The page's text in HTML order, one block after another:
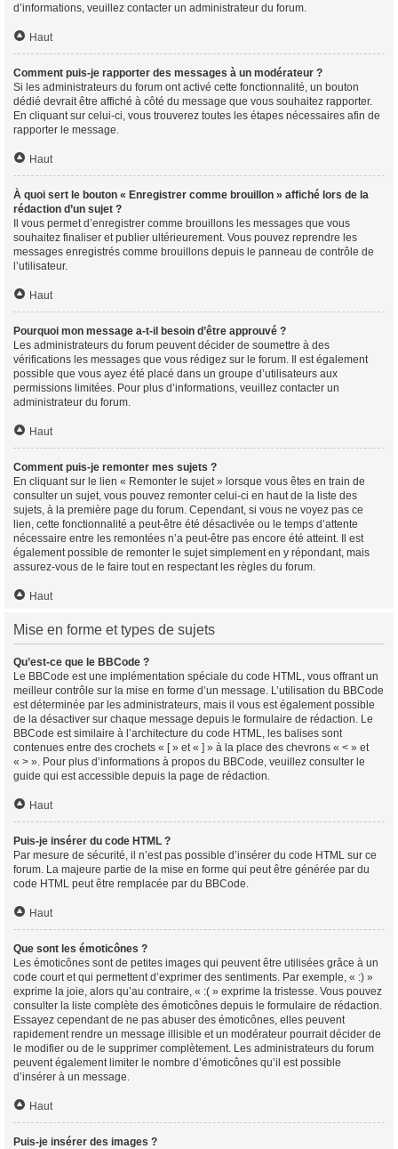
d’informations, veuillez contacter un administrateur du forum.
Haut
Comment puis-je rapporter des messages à un modérateur ?
Si les administrateurs du forum ont activé cette fonctionnalité, un bouton
dédié devrait être affiché à côté du message que vous souhaitez rapporter.
En cliquant sur celui-ci, vous trouverez toutes les étapes nécessaires afin de
rapporter le message.
Haut
À quoi sert le bouton « Enregistrer comme brouillon » affiché lors de la
rédaction d’un sujet ?
Il vous permet d’enregistrer comme brouillons les messages que vous
souhaitez finaliser et publier ultérieurement. Vous pouvez reprendre les
messages enregistrés comme brouillons depuis le panneau de contrôle de
l’utilisateur.
Haut
Pourquoi mon message a-t-il besoin d’être approuvé ?
Les administrateurs du forum peuvent décider de soumettre à des
vérifications les messages que vous rédigez sur le forum. Il est également
possible que vous ayez été placé dans un groupe d’utilisateurs aux
permissions limitées. Pour plus d’informations, veuillez contacter un
administrateur du forum.
Haut
Comment puis-je remonter mes sujets ?
En cliquant sur le lien « Remonter le sujet » lorsque vous êtes en train de
consulter un sujet, vous pouvez remonter celui-ci en haut de la liste des
sujets, à la première page du forum. Cependant, si vous ne voyez pas ce
lien, cette fonctionnalité a peut-être été désactivée ou le temps d’attente
nécessaire entre les remontées n’a peut-être pas encore été atteint. Il est
également possible de remonter le sujet simplement en y répondant, mais
assurez-vous de le faire tout en respectant les règles du forum.
Haut
Mise en forme et types de sujets
Qu’est-ce que le BBCode ?
Le BBCode est une implémentation spéciale du code HTML, vous offrant un
meilleur contrôle sur la mise en forme d’un message. L’utilisation du BBCode
est déterminée par les administrateurs, mais il vous est également possible
de la désactiver sur chaque message depuis le formulaire de rédaction. Le
BBCode est similaire à l’architecture du code HTML, les balises sont
contenues entre des crochets « [ » et « ] » à la place des chevrons « < » et
« > ». Pour plus d’informations à propos du BBCode, veuillez consulter le
guide qui est accessible depuis la page de rédaction.
Haut
Puis-je insérer du code HTML ?
Par mesure de sécurité, il n’est pas possible d’insérer du code HTML sur ce
forum. La majeure partie de la mise en forme qui peut être générée par du
code HTML peut être remplacée par du BBCode.
Haut
Que sont les émoticônes ?
Les émoticônes sont de petites images qui peuvent être utilisées grâce à un
code court et qui permettent d’exprimer des sentiments. Par exemple, « :) »
exprime la joie, alors qu’au contraire, « :( » exprime la tristesse. Vous pouvez
consulter la liste complète des émoticônes depuis le formulaire de rédaction.
Essayez cependant de ne pas abuser des émoticônes, elles peuvent
rapidement rendre un message illisible et un modérateur pourrait décider de
le modifier ou de le supprimer complètement. Les administrateurs du forum
peuvent également limiter le nombre d’émoticônes qu’il est possible
d’insérer à un message.
Haut
Puis-je insérer des images ?